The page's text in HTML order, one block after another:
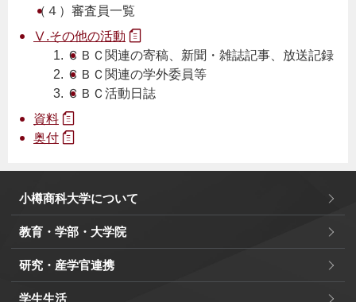
（４）審査員一覧
Ⅴ.その他の活動
ＣＢＣ関連の寄稿、新聞・雑誌記事、放送記録
ＣＢＣ関連の学外委員等
ＣＢＣ活動日誌
資料
奥付
小樽商科大学について
教育・学部・大学院
研究・産学官連携
学生生活